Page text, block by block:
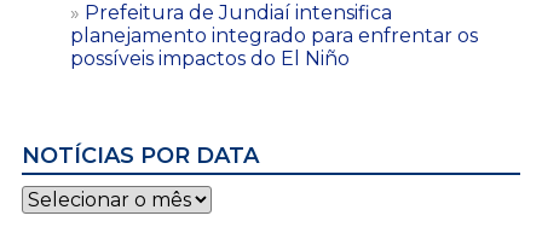
Prefeitura de Jundiaí intensifica
planejamento integrado para enfrentar os
possíveis impactos do El Niño
NOTÍCIAS POR DATA
Notícias
por